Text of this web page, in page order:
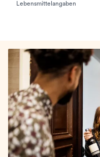
Lebensmittelangaben